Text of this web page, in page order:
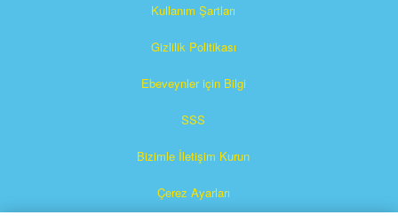
Kullanım Şartları
Gizlilik Politikası
Ebeveynler için Bilgi
SSS
Bizimle İletişim Kurun
Çerez Ayarları